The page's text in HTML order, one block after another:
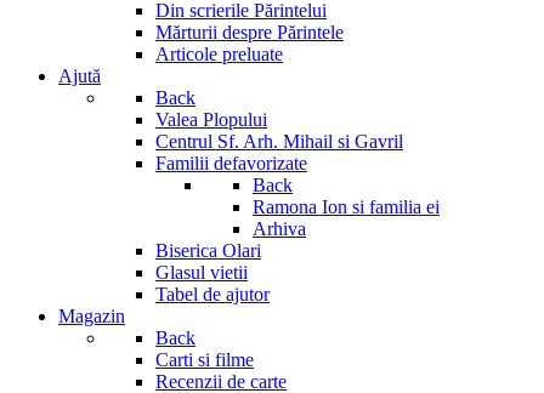
Din scrierile Părintelui
Mărturii despre Părintele
Articole preluate
Ajută
Back
Valea Plopului
Centrul Sf. Arh. Mihail si Gavril
Familii defavorizate
Back
Ramona Ion si familia ei
Arhiva
Biserica Olari
Glasul vietii
Tabel de ajutor
Magazin
Back
Carti si filme
Recenzii de carte